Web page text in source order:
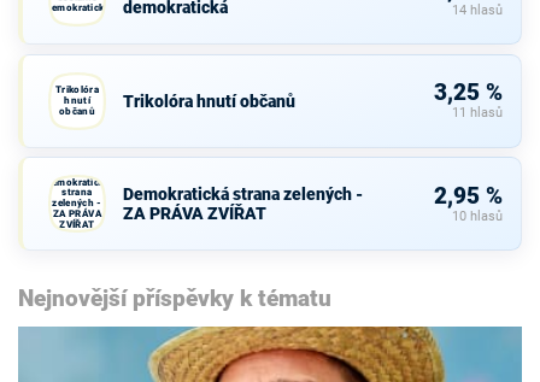
demokratická
demokratická
14 hlasů
Trikolóra
hnutí
občanů
Trikolóra hnutí občanů 3,25 %
11 hlasů
Demokratická
strana
zelených -
ZA PRÁVA
ZVÍŘAT
Demokratická strana zelených -
ZA PRÁVA ZVÍŘAT
2,95 %
10 hlasů
Nejnovější příspěvky k tématu